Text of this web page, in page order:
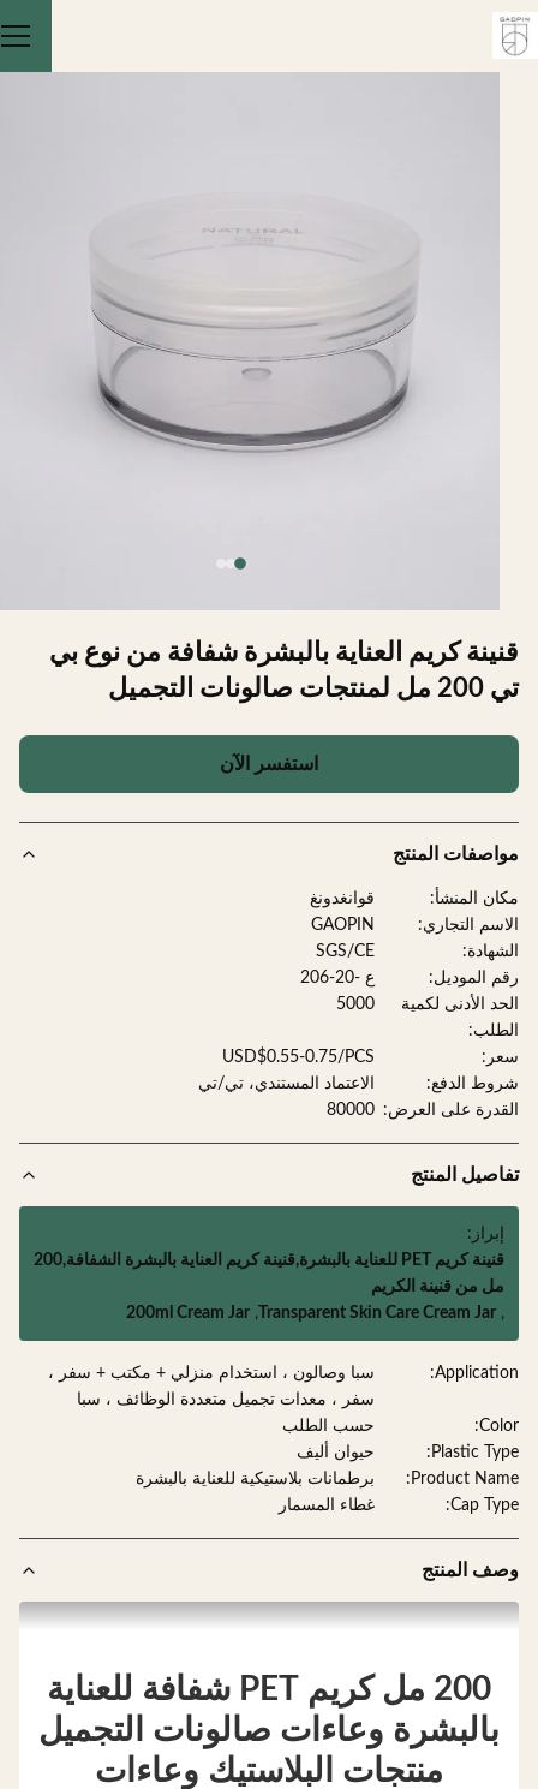
كريم العناية بالبشرة شفافة من نوع بي
استفسر الآن
المنتج
المنشأ:
قوانغدونغ
التجاري:
GAOPIN
SGS/CE
الموديل:
الأدنى لكمية
5000
USD$0.55-0.75/PCS
الدفع:
الاعتماد المستندي، تي/تي
على العرض:
80000
المنتج
قنينة كريم PET للعناية بالبشرة,قنينة كريم العناية بالبشرة الشفافة,200
من قنينة الكريم
Transparent Skin Care Cream Jar
,
200ml Cream Jar
سبا وصالون ، استخدام منزلي + مكتب + سفر ،
سفر ، معدات تجميل متعددة الوظائف ، سبا
حسب الطلب
Plastic
حيوان أليف
Product
برطمانات بلاستيكية للعناية بالبشرة
Cap
غطاء المسمار
المنتج
200 مل كريم PET شفافة للعناية
بالبشرة وعاءات صالونات التجميل
منتجات البلاستيك وعاءات